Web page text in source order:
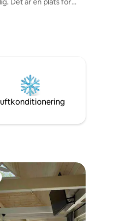
eller
kvällarna går med att
och en lugn
promenad
och Kloogarand.